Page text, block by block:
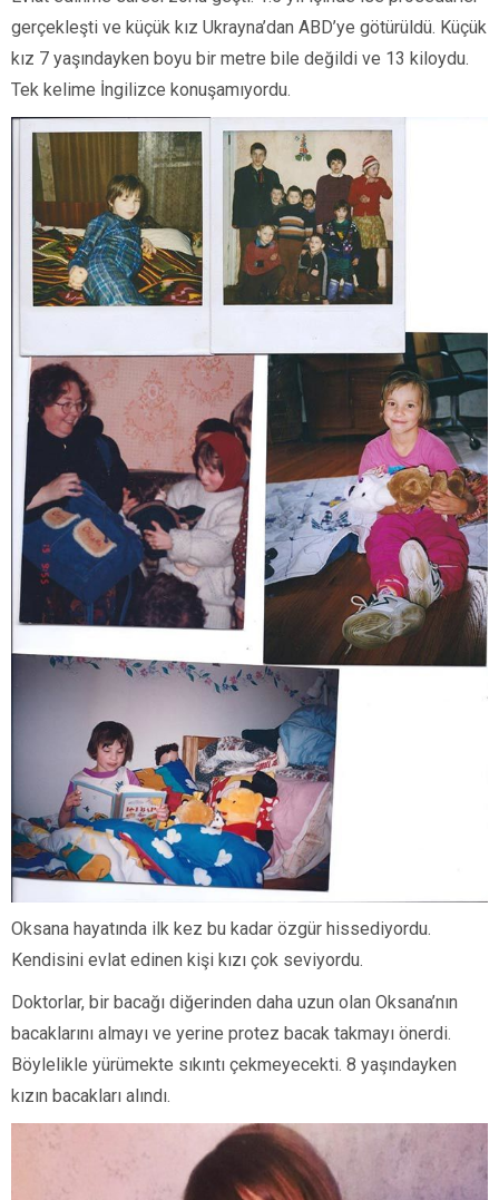
gerçekleşti ve küçük kız Ukrayna’dan ABD’ye götürüldü. Küçük
kız 7 yaşındayken boyu bir metre bile değildi ve 13 kiloydu.
Tek kelime İngilizce konuşamıyordu.
Oksana hayatında ilk kez bu kadar özgür hissediyordu.
Kendisini evlat edinen kişi kızı çok seviyordu.
Doktorlar, bir bacağı diğerinden daha uzun olan Oksana’nın
bacaklarını almayı ve yerine protez bacak takmayı önerdi.
Böylelikle yürümekte sıkıntı çekmeyecekti. 8 yaşındayken
kızın bacakları alındı.